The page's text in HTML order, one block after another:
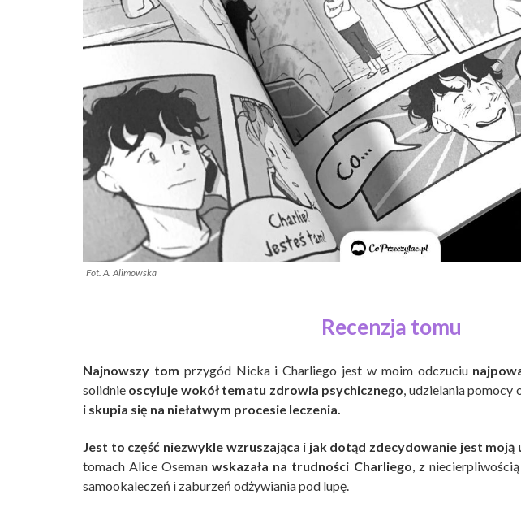
Fot. A. Alimowska
Recenzja tomu
Najnowszy tom przygód Nicka i Charliego jest w moim odczuciu
solidnie oscyluje wokół tematu zdrowia psychicznego , udzielania
i skupia się na niełatwym procesie leczenia.
Jest to część niezwykle wzruszająca i jak dotąd zdecydowanie jest moją
tomach Alice Osemanwskazała na trudności Charliego , z
samookaleczeń i zaburzeń odżywiania pod lupę.